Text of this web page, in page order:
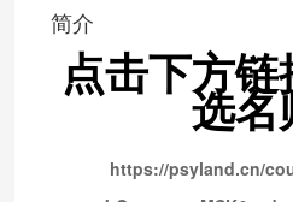
简介
点击下方
选名
https://psyland.cn/